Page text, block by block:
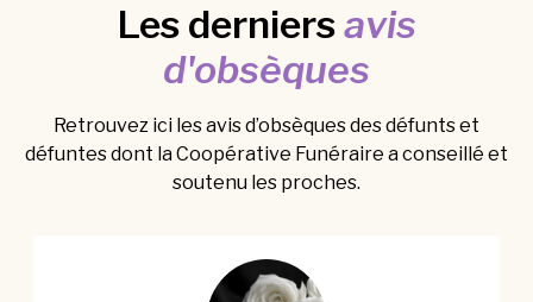
Les derniersavis
d'obsèques
Retrouvez ici les avis d’obsèques des défunts et
défuntes dont la Coopérative Funéraire a conseillé et
soutenu les proches.